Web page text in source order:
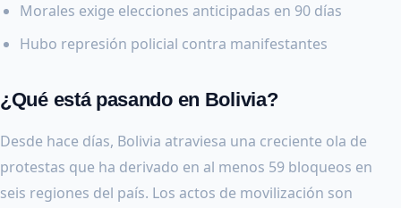
Morales exige elecciones anticipadas en 90 días
Hubo represión policial contra manifestantes
¿Qué está pasando en Bolivia?
Desde hace días, Bolivia atraviesa una creciente ola de
protestas que ha derivado en al menos 59 bloqueos en
seis regiones del país. Los actos de movilización son